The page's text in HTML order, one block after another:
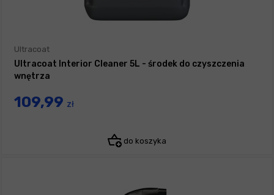
Ultracoat
Ultracoat Interior Cleaner 5L - środek do czyszczenia
wnętrza
109,99 zł
do koszyka